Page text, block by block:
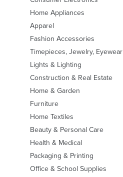
Home Appliances
Apparel
Fashion Accessories
Timepieces, Jewelry, Eyewear
Lights & Lighting
Construction & Real Estate
Home & Garden
Furniture
Home Textiles
Beauty & Personal Care
Health & Medical
Packaging & Printing
Office & School Supplies